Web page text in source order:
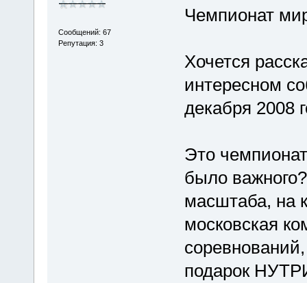
Сообщений: 67
Репутация: 3
Чемпионат
Хочется
интересном
декабря 2008
Это
было
масштаба, на
московская
подарок